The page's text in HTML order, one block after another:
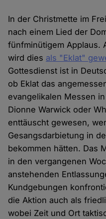
In der Christmette im
nach einem Lied der
fünfminütigem Applaus.
wird dies als "Eklat"
Gottesdienst ist in
ob Eklat das
evangelikalen Messen
Dionne Warwick oder
enttäuscht gewesen,
Gesangsdarbietung in
bekommen hätten. Das
in den vergangenen
anstehenden
Kundgebungen
die Aktion auch als
wobei Zeit und Ort